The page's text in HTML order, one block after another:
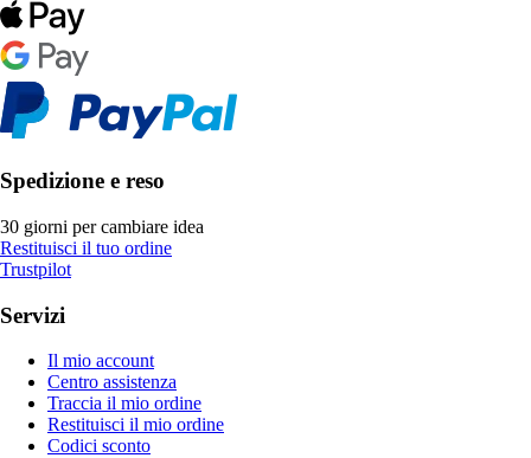
Spedizione e reso
30 giorni per cambiare idea
Restituisci il tuo ordine
Trustpilot
Servizi
Il mio account
Centro assistenza
Traccia il mio ordine
Restituisci il mio ordine
Codici sconto